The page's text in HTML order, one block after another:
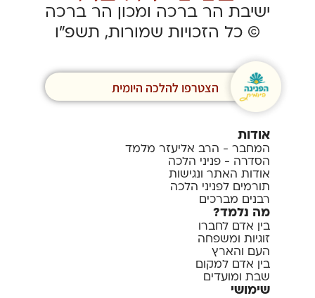
ישיבת הר ברכה ומכון הר ברכה
© כל הזכויות שמורות, תשפ”ו
הצטרפו להלכה היומית
אודות
המחבר - הרב אליעזר מלמד
הסדרה - פניני הלכה
אודות האתר ונגישות
תורמים לפניני הלכה
רבנים מברכים
מה נלמד?
בין אדם לחברו
זוגיות ומשפחה
העם והארץ
בין אדם למקום
שבת ומועדים
שימושי